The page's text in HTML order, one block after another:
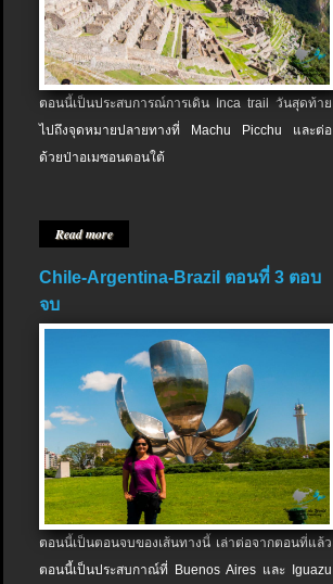
ตอนนี้เป็นประสบการณ์การเดิน Inca trail วันสุดท้าย
ไปถึงจุดหมายปลายทางที่ Machu Picchu และต่อ
ด้วยป่าอเมซอนตอนใต้
Read more
Chile-Argentina-Brazil ตอนที่ 3 ตอบ
จบ
ตอนนี้เป็นตอนจบของเส้นทางนี้ เล่าต่อจากตอนที่แล้ว
ตอนนี้เป็นประสบกาณ์ที่ Buenos Aires และ Iguazu